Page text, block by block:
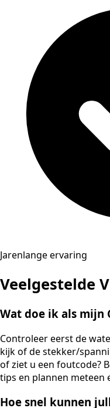
Jarenlange ervaring
Veelgestelde
Wat doe ik als mijn
Controleer eerst de
kijk of de stekker/
of ziet u een foutcode?
tips en plannen meteen
Hoe snel kunnen